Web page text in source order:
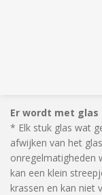
Er wordt met
* Elk stuk glas wat
afwijken van het
onregelmatigheden
kan een klein
krassen en kan niet